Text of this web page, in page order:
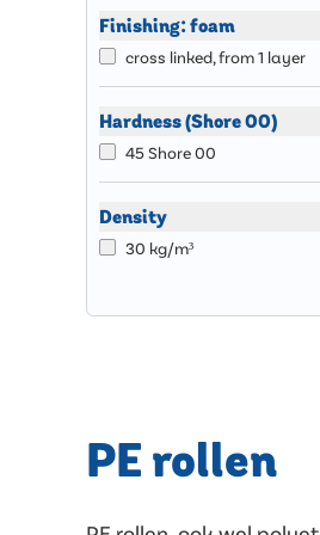
Finishing: foam
cross linked, from 1 layer
Hardness (Shore 00)
45 Shore 00
Density
30 kg/m³
PE rollen